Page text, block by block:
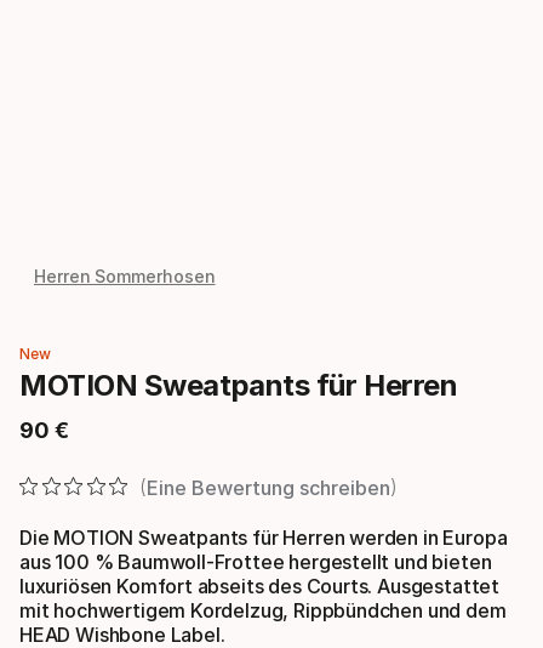
Herren Sommerhosen
New
MOTION Sweatpants für Herren
90 €
Endpreis
Eine Bewertung schreiben
Die MOTION Sweatpants für Herren werden in Europa
aus 100 % Baumwoll-Frottee hergestellt und bieten
luxuriösen Komfort abseits des Courts. Ausgestattet
mit hochwertigem Kordelzug, Rippbündchen und dem
HEAD Wishbone Label.